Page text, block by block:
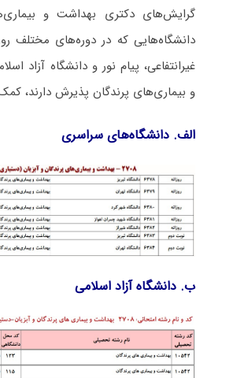
گرایش‌های دکتری ﺑﻬﺪاﺷﺖ و
دانشگاه‌هایی که در دوره‌های مختلف
غیرانتفاعی، پیام نور و دانشگاه آزاد
و ﺑﻴﻤﺎریﻫﺎی ﭘﺮﻧﺪﮔﺎن پذیرش دارند،
الف. دانشگاه‌های سراسری
ب. دانشگاه آزاد اﺳﻼمی